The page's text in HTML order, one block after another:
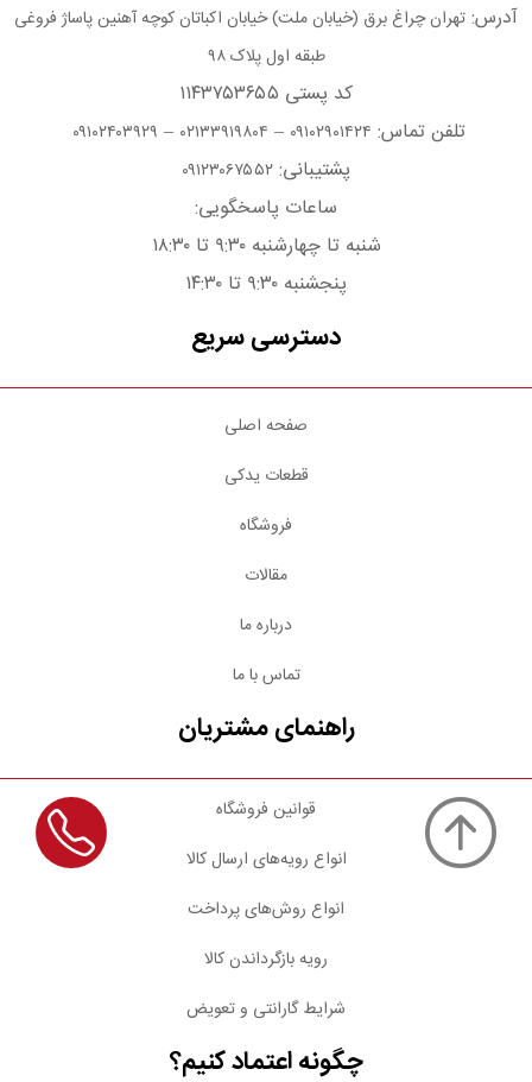
آدرس: تهران چراغ برق (خیابان ملت) خیابان اکباتان کوچه آهنین پاساژ فروغی
طبقه اول پلاک ۹۸
کد پستی ۱۱۴۳۷۵۳۶۵۵
تلفن تماس: ۰۹۱۰۲۹۰۱۴۲۴ – ۰۲۱۳۳۹۱۹۸۰۴ – ۰۹۱۰۲۴۰۳۹۲۹
پشتیبانی: ۰۹۱۲۳۰۶۷۵۵۲
ساعات پاسخگویی:
شنبه تا چهارشنبه ۹:۳۰ تا ۱۸:۳۰
پنجشنبه ۹:۳۰ تا ۱۴:۳۰
دسترسی سریع
صفحه اصلی
قطعات یدکی
فروشگاه
مقالات
درباره ما
تماس با ما
راهنمای مشتریان
قوانین فروشگاه
انواع رویه‌های ارسال کالا
انواع روش‌های پرداخت
رویه بازگرداندن کالا
شرایط گارانتی و تعویض
چگونه اعتماد کنیم؟